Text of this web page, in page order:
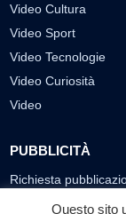
Video Cultura
Video Sport
Video Tecnologie
Video Curiosità
Video
PUBBLICITÀ
Richiesta
Questo sito